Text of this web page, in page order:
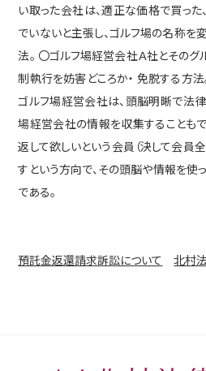
〒451-0041
い取った会社は、適正な価格で買っ
でいないと主張し、ゴルフ場の名称を
法。 〇ゴルフ場経営会社Ａ社とそのグ
制執行を妨害どころか・ 免脱する方
ゴルフ場経営会社は、頭脳明晰で法律
場経営会社の情報を収集することも
返して欲しいという会員（決して会員
すという方向で、その頭脳や情報を使
である。
預託金返還請求訴訟について 北村